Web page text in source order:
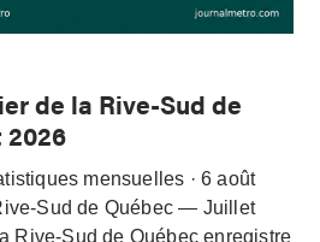
de la Rive-Sud de
mensuelles · 6 août
Sud de Québec — Juillet
Rive-Sud de Québec enregistre